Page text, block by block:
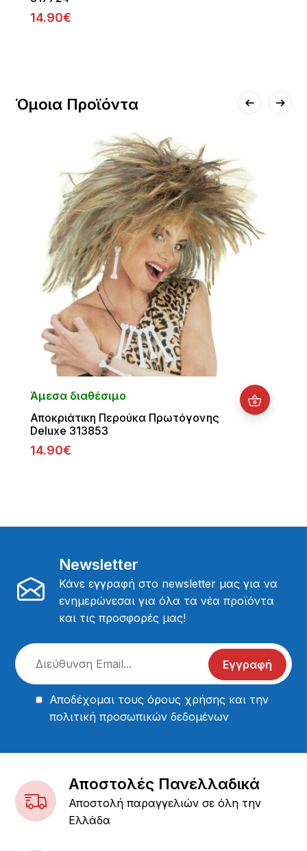
14.90€
Όμοια Προϊόντα
Άμεσα διαθέσιμο
Αποκριάτικη Περούκα Πρωτόγονης
Deluxe 313853
14.90€
Newsletter
Κάνε εγγραφή στο newsletter μας για να
ενημερώνεσαι για όλα τα νέα προϊόντα
και τις προσφορές μας!
Εγγραφή
Αποδέχομαι τουςόρους χρήσης και την
πολιτική προσωπικών δεδομένων
Αποστολές Πανελλαδικά
Αποστολή παραγγελιών σε όλη την
Ελλάδα